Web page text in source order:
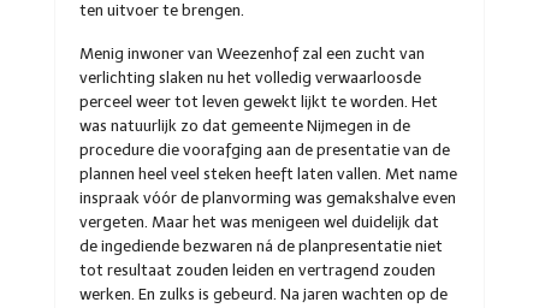
ten uitvoer te brengen.
Menig inwoner van Weezenhof zal een zucht van
verlichting slaken nu het volledig verwaarloosde
perceel weer tot leven gewekt lijkt te worden. Het
was natuurlijk zo dat gemeente Nijmegen in de
procedure die voorafging aan de presentatie van de
plannen heel veel steken heeft laten vallen. Met name
inspraak vóór de planvorming was gemakshalve even
vergeten. Maar het was menigeen wel duidelijk dat
de ingediende bezwaren ná de planpresentatie niet
tot resultaat zouden leiden en vertragend zouden
werken. En zulks is gebeurd. Na jaren wachten op de